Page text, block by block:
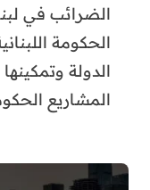
الضرائب في
الحكومة
الدولة
المشاريع